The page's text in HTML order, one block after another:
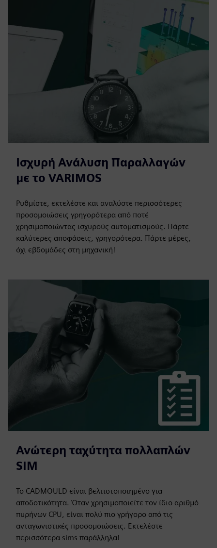
Ισχυρή Ανάλυση Παραλλαγών
με το VARIMOS
Ρυθμίστε, εκτελέστε και αναλύστε περισσότερες
προσομοιώσεις γρηγορότερα από ποτέ
χρησιμοποιώντας ισχυρούς αυτοματισμούς. Πάρτε
καλύτερες αποφάσεις, γρηγορότερα. Πάρτε μέρες,
όχι εβδομάδες στη μηχανική!
Ανώτερη ταχύτητα πολλαπλών
SIM
Το CADMOULD είναι βελτιστοποιημένο για
αποδοτικότητα. Όταν χρησιμοποιείτε τον ίδιο αριθμό
πυρήνων CPU, είναι πολύ πιο γρήγορο από τις
ανταγωνιστικές προσομοιώσεις. Εκτελέστε
περισσότερα sims παράλληλα!